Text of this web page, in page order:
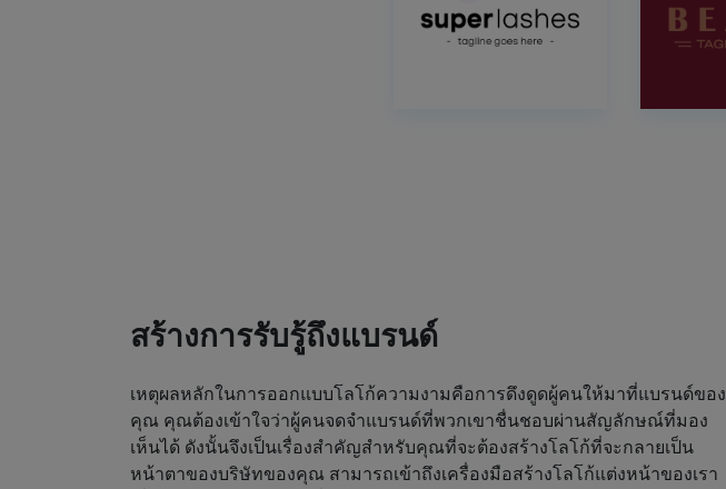
สร้างการรับรู้ถึงแบรนด์
เหตุผลหลักในการออกแบบโลโก้ความงามคือการดึงดูดผู้คนให้มาที่แบรนด์ของ
คุณ คุณต้องเข้าใจว่าผู้คนจดจำแบรนด์ที่พวกเขาชื่นชอบผ่านสัญลักษณ์ที่มอง
เห็นได้ ดังนั้นจึงเป็นเรื่องสำคัญสำหรับคุณที่จะต้องสร้างโลโก้ที่จะกลายเป็น
หน้าตาของบริษัทของคุณ สามารถเข้าถึงเครื่องมือสร้างโลโก้แต่งหน้าของเรา